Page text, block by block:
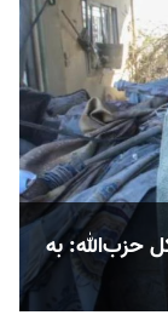
حزب‌الله: به